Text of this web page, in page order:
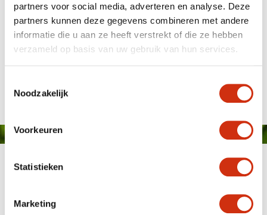
partners voor social media, adverteren en analyse. Deze
partners kunnen deze gegevens combineren met andere
informatie die u aan ze heeft verstrekt of die ze hebben
verzameld op basis van uw gebruik van hun services.
Noodzakelijk
Voorkeuren
Statistieken
Marketing